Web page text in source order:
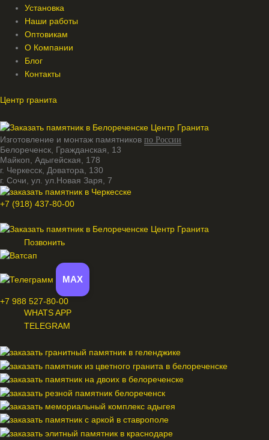
Установка
Наши работы
Оптовикам
О Компании
Блог
Контакты
Центр гранита
Изготовление и монтаж памятников по России
Белореченск, Гражданская, 13
Майкоп, Адыгейская, 178
г. Черкесск, Доватора, 130
г. Сочи, ул. ул.Новая Заря, 7
+7 (918) 437-80-00
Позвонить
MAX
+7 988 527-80-00
WHATS APP
TELEGRAM